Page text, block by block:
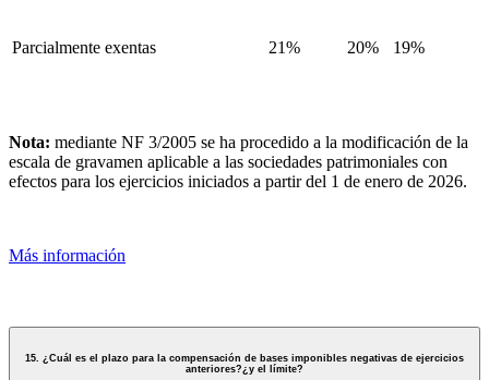
Parcialmente exentas 21% 20% 19%
Nota: mediante NF 3/2005 se ha procedido a la modificación de la
escala de gravamen aplicable a las sociedades patrimoniales con
efectos para los ejercicios iniciados a partir del 1 de enero de 2026.
Más información
15. ¿Cuál es el plazo para la compensación de bases imponibles negativas de ejercicios
anteriores?¿y el límite?